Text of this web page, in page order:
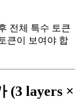
전체 특수 토큰
큰이 보여야 합
(3 layers ×